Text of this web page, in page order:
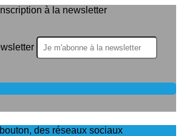
à la newsletter
des réseaux sociaux